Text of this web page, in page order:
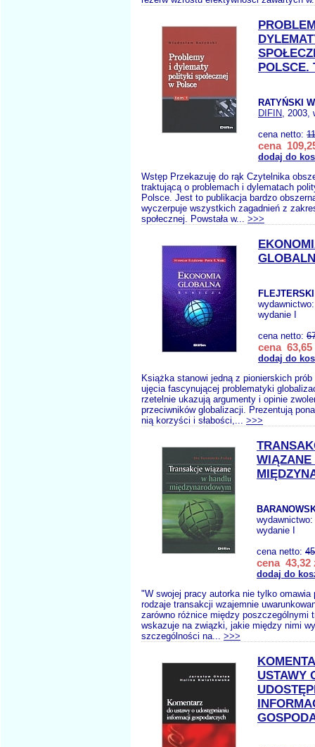
POLSCE.
RATYŃSKI
DIFIN, 2003,
cena netto:
cena
dodaj do
Wstęp Przekazuję do rąk Czytelnika
traktującą o problemach i dylematach
Polsce. Jest to publikacja bardzo
wyczerpuje wszystkich zagadnień z
społecznej. Powstała w... >>>
wydanie I
cena netto:
cena 63,65
dodaj do
Książka stanowi jedną z pionierskich
ujęcia fascynującej problematyki
rzetelnie ukazują argumenty i opinie
przeciwników globalizacji. Prezentują
nią korzyści i słabości,... >>>
WIĄZANE
wydawnictwo:
wydanie I
cena netto:
cena 43,32
dodaj do
"W swojej pracy autorka nie tylko omawia
rodzaje transakcji wzajemnie
zarówno różnice między poszczególnymi
wskazuje na związki, jakie między nimi
szczególności na... >>>
USTAWY